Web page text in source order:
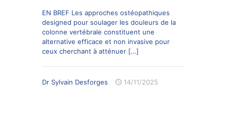
EN BREF Les approches ostéopathiques
designed pour soulager les douleurs de la
colonne vertébrale constituent une
alternative efficace et non invasive pour
ceux cherchant à atténuer […]
Dr Sylvain Desforges 14/11/2025